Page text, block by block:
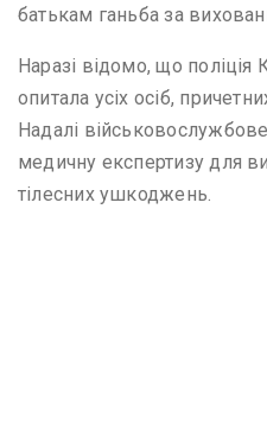
батькам ганьба за
Наразі відомо, що
опитала усіх осіб,
Надалі
медичну експертизу для
тілесних ушкоджень.